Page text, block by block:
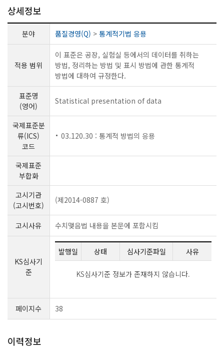
상세정보
분야 품질경영(Q) > 통계적기법 응용
적용 범위
이 표준은 공장, 실험실 등에서의 데이터를 취하는
방법, 정리하는 방법 및 표시 방법에 관한 통계적
방법에 대하여 규정한다.
표준명
(영어)
Statistical presentation of data
국제표준분
류(ICS)
코드
03.120.30 : 통계적 방법의 응용
국제표준
부합화
고시기관
(고시번호)
(제2014-0887 호)
고시사유 수치맺음법 내용을 본문에 포함시킴
KS심사기
준
발행일 상태 심사기준파일 사유
KS심사기준 정보가 존재하지 않습니다.
페이지수 38
이력정보